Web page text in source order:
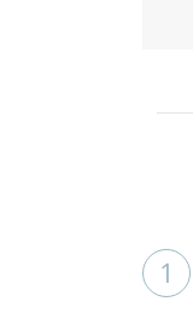
1